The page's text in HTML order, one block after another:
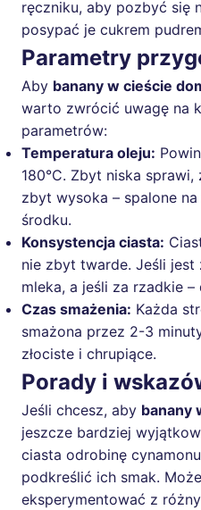
ręczniku, aby pozbyć się
posypać je cukrem
Parametry
Aby banany w cieście
warto zwrócić uwagę na
parametrów:
Temperatura oleju:
180°C. Zbyt niska sprawi,
zbyt wysoka – spalone
środku.
Konsystencja ciasta:
nie zbyt twarde. Jeśli
mleka, a jeśli za rzadkie –
Czas smażenia: Każda
smażona przez 2-3
złociste i chrupiące.
Porady i
Jeśli chcesz, aby banany
jeszcze bardziej
ciasta odrobinę
podkreślić ich smak.
eksperymentować z